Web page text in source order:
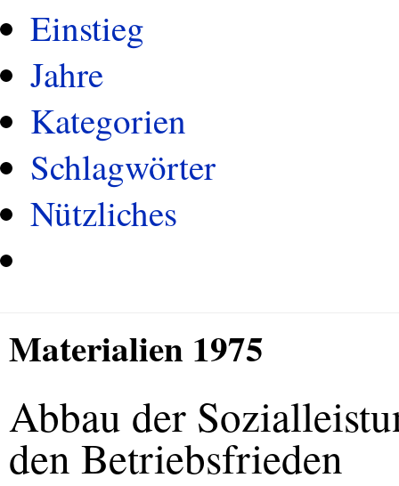
Einstieg
Jahre
Kategorien
Schlagwörter
Nützliches
Materialien 1975
Abbau der
den Betriebsfrieden